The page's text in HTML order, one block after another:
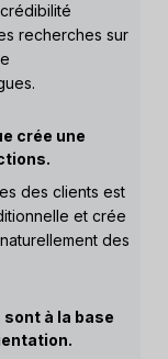
recherches sur
crée une
des clients est
et crée
des
à la base